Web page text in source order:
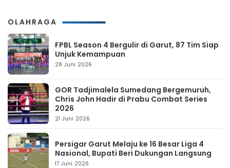
OLAHRAGA
FPBL Season 4 Bergulir di Garut, 87 Tim Siap
Unjuk Kemampuan
28 Juni 2026
GOR Tadjimalela Sumedang Bergemuruh,
Chris John Hadir di Prabu Combat Series
2026
21 Juni 2026
Persigar Garut Melaju ke 16 Besar Liga 4
Nasional, Bupati Beri Dukungan Langsung
17 Juni 2026